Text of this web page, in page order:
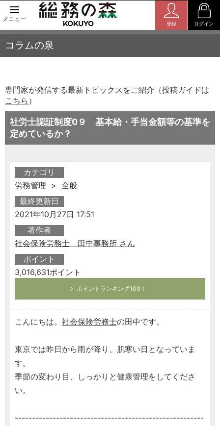
メニュー
登録 ログイン
コラムの泉
専門家が発信する最新トピックスをご紹介（投稿ガイドは
こちら ）
社労士認証制度0９ 基本給・手当金額等の基準を
定めているか？
カテゴリ
労務管理 > 全般
最終更新日
2021年10月27日 17:51
著作者
社会保険労務士 田中事務所 さん
ポイント
3,016,631ポイント
ポイントランキング100！
こんにちは。 社会保険労務士の田中です。
東京では昨日から雨が降り、肌寒い日となっていま
す。
季節の変わり目、しっかりと健康管理をしてくださ
い。
-------------------------------------------------------